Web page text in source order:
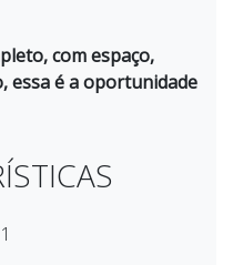
com espaço,
essa é a oportunidade
1